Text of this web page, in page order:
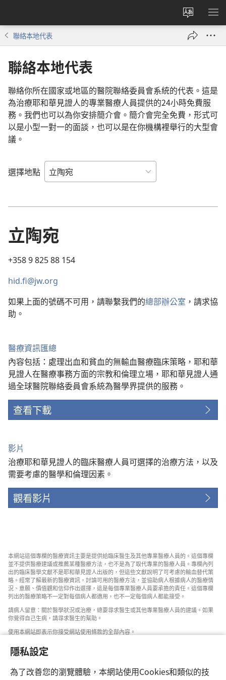
隱私設定
為了改善您的瀏覽體驗，本網站使用Cookies和類似的技
更
改
網
顯
聯絡本地代表
聯絡本地代表
聯絡你所在國家或地區的醫院聯絡委員會系統的代表。這是
為治療耶和華見證人的專業醫療人員提供的24小時免費服
務。我們也可以為你安排簡介會。簡介會完全免費，形式可
以是小型一對一的面談，也可以是在你機構裡舉行的大型會
議。
選擇地點
立陶宛
+358 9 825 88 154
hid.fi@jw.org
如果上面的號碼不可用，請聯繫我們的總部辦公室 ，請求協
助。
醫療資訊匯總
內容包括：處理出血和貧血的無輸血醫療臨床策略，耶和華
見證人在醫療事務方面的宗教和倫理立場，耶和華見證人通
過全球醫院聯絡委員會系統為醫學界提供的服務。
查看下載
影片
治療耶和華見證人的臨床醫療人員可選擇的治療方法，以及
需要考慮的醫學和倫理因素。
觀看影片
本網站這個專欄的醫療資訊主要是提供給臨床醫生及其他專業醫療人員的。這個專欄
並不提供醫療建議或推薦某種醫療方法，也不是為了取代專業的醫療人員。專欄內列
出的臨床醫學文獻不是耶和華見證人出版的，但這些文獻說明了可考慮的輸血替代策
略。經常了解最新的醫療資訊，討論可用的醫療方法，並協助病人根據病人的醫療情
況、意願、價值觀和信仰作出選擇，這是每個專業醫療人員要承擔的責任。這個專欄
列出的醫療策略不一定對每個病人都適用，也不一定每個病人都能接受。
請病人留意：關於醫學狀況或治療，總要尋求醫生或其他專業醫療人員的建議。如果
你覺得自己生病，請尋求醫生的幫助。
使用本網站即表示你接受網站使用條款的全部內容。